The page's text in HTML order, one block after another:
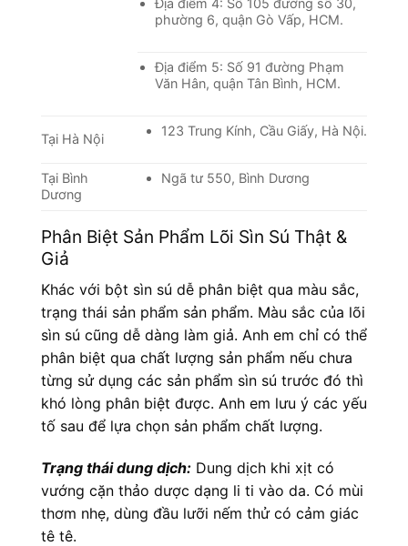
Địa điểm 4: Số 105 đường số 30,
phường 6, quận Gò Vấp, HCM.
Địa điểm 5: Số 91 đường Phạm
Văn Hân, quận Tân Bình, HCM.
Tại Hà Nội
123 Trung Kính, Cầu Giấy, Hà Nội.
Tại Bình
Dương
Ngã tư 550, Bình Dương
Phân Biệt Sản Phẩm Lõi Sìn Sú Thật &
Giả
Khác với bột sìn sú dễ phân biệt qua màu sắc,
trạng thái sản phẩm sản phẩm. Màu sắc của lõi
sìn sú cũng dễ dàng làm giả. Anh em chỉ có thể
phân biệt qua chất lượng sản phẩm nếu chưa
từng sử dụng các sản phẩm sìn sú trước đó thì
khó lòng phân biệt được. Anh em lưu ý các yếu
tố sau để lựa chọn sản phẩm chất lượng.
Trạng thái dung dịch: Dung dịch khi xịt có
vướng cặn thảo dược dạng li ti vào da. Có mùi
thơm nhẹ, dùng đầu lưỡi nếm thử có cảm giác
tê tê.